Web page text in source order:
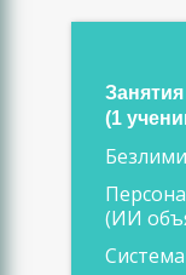
(1
(ИИ